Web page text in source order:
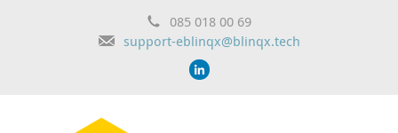
085 018 00 69
support-eblinqx@blinqx.tech